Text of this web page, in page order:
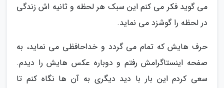
می گوید فکر می کنم این سبک هر لحظه و ثانیه اش زندگی
در لحظه را گوشزد می نماید.
حرف هایش که تمام می گردد و خداحافظی می نماید، به
صفحه اینستاگرامش رفتم و دوباره عکس هایش را دیدم.
سعی کردم این بار با دید دیگری به آن ها نگاه کنم تا